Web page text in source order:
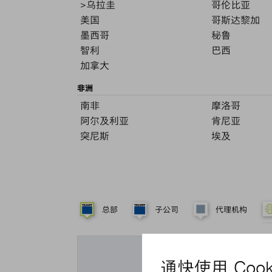
>乌拉圭
哥伦比亚
美国
哥斯达黎加
墨西哥
秘鲁
智利
巴西
加拿大
非洲
南非
摩洛哥
阿尔及利亚
肯尼亚
突尼斯
埃及
总部 子公司 代理机构